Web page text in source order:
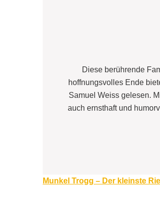
Diese berührende
hoffnungsvolles Ende
Samuel Weiss gelesen.
auch ernsthaft und
Munkel Trogg – Der kleinste